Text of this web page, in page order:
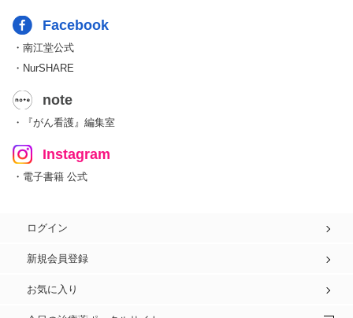
Facebook
・南江堂公式
・NurSHARE
note
・『がん看護』編集室
Instagram
・電子書籍 公式
ログイン
新規会員登録
お気に入り